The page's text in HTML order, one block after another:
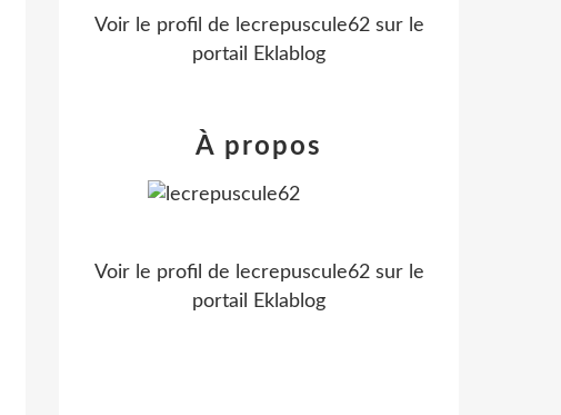
Voir le profil de lecrepuscule62sur le
portail Eklablog
À propos
Voir le profil de lecrepuscule62sur le
portail Eklablog